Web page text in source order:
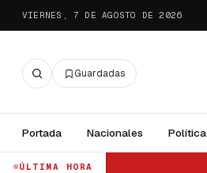
VIERNES, 7 DE AGOSTO DE 2026
Guardadas
Portada Nacionales Política
ÚLTIMA HORA